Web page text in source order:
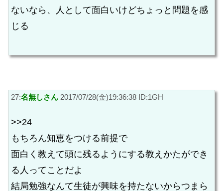
ないなら、人として面白いけどちょっと問題を感
じる
27:名無しさん 2017/07/28(金)19:36:38 ID:1GH
>>24
もちろん知恵をつける前提で
面白く教えて頭に残るようにする教えかたができ
る人ってことだよ
結局勉強なんて生徒が興味を持たないからつまら